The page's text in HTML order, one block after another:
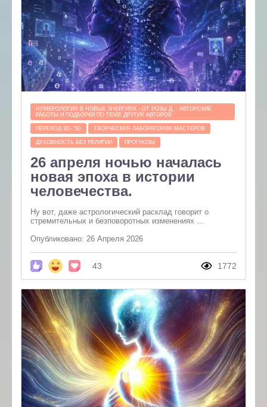
НУМЕРОЛОГИЯ В НОВЫХ ЭНЕРГИЯХ - ОТ РОЗЫ Д. - АВТОРСКИЕ
РАБОТЫ И ПОДБОРКИ ПО ТЕМЕ ДРУГИХ АВТОРОВ
ПЕРЕХОД 3D- 5D ТВОРЧЕСКАЯ ЛАБОРАТОРИЯ МАСТЕРОВ
ДУХОВНОСТЬ БЕЗ РЕЛИГИИ ПРОГНОЗЫ
26 апреля ночью началась
новая эпоха в истории
человечества.
Ну вот, даже астрологический расклад говорит о
стремительных и безповоротных изменениях ...
Опубликовано: 26 Апреля 2026
43 1772